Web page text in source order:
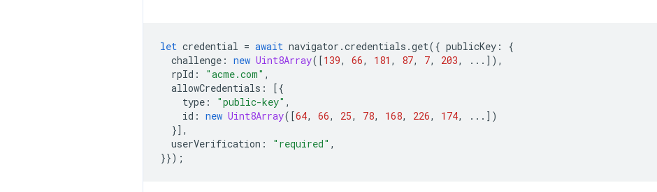
let credential = await navigator .credentials .get({ publicKey :
{
challenge : new Uint8Array([139, 66, 181 , 87, 7, 203,
...]),
rpId : "acme.com" ,
allowCredentials :
[{
type : "public-key" ,
id : new Uint8Array([64, 66, 25, 78, 168, 226, 174,
...])
}],
userVerification : "required" ,
}});